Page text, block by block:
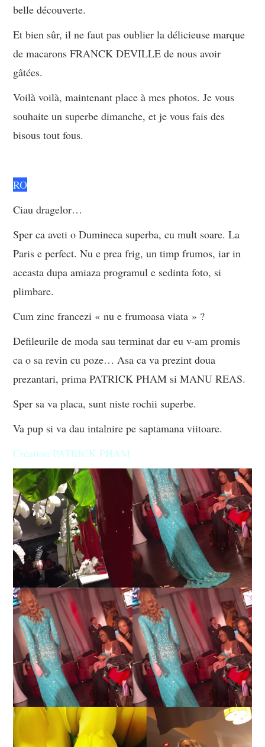
belle découverte.
Et bien sûr, il ne faut pas oublier la délicieuse marque
de macarons FRANCK DEVILLE de nous avoir
gâtées.
Voilà voilà, maintenant place à mes photos. Je vous
souhaite un superbe dimanche, et je vous fais des
bisous tout fous.
RO
Ciau dragelor…
Sper ca aveti o Dumineca superba, cu mult soare. La
Paris e perfect. Nu e prea frig, un timp frumos, iar in
aceasta dupa amiaza programul e sedinta foto, si
plimbare.
Cum zinc francezi « nu e frumoasa viata » ?
Defileurile de moda sau terminat dar eu v-am promis
ca o sa revin cu poze… Asa ca va prezint doua
prezantari, prima PATRICK PHAM si MANU REAS.
Sper sa va placa, sunt niste rochii superbe.
Va pup si va dau intalnire pe saptamana viitoare.
Création PATRICK PHAM